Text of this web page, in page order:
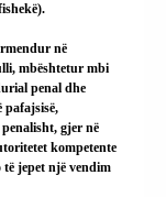
në
mbështetur mbi
penal dhe
pafajsisë,
gjer në
kompetente
të jepet një vendim